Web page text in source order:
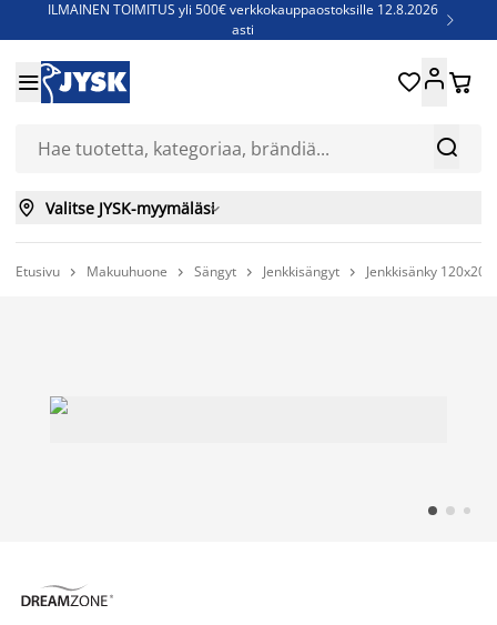
ILMAINEN TOIMITUS yli 500€ verkkokauppaostoksille 12.8.2026
asti

Jenkkisänkyjä - Säästä jopa 60%


 
 Valitse JYSK-myymäläsi
Etusivu  Makuuhuone  Sängyt  Jenkkisängyt  Jenkkisänky